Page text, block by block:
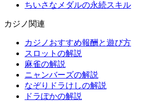
ちいさなメダルの永続スキル
カジノ関連
カジノおすすめ報酬と遊び方
スロットの解説
麻雀の解説
ニャンバーズの解説
なぞりドラけしの解説
ドラぽかの解説